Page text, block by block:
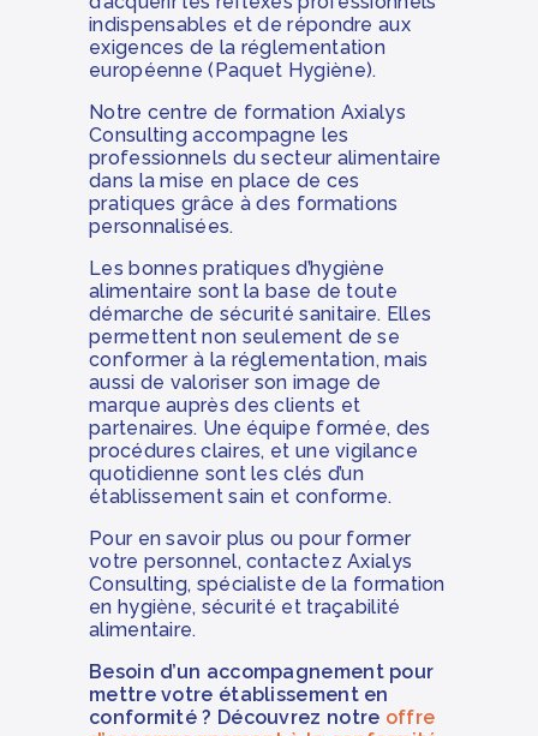
indispensables et de répondre aux
exigences de la réglementation
européenne (Paquet Hygiène).
Notre centre de formation Axialys
Consulting accompagne les
professionnels du secteur alimentaire
dans la mise en place de ces
pratiques grâce à des formations
personnalisées.
Les bonnes pratiques d’hygiène
alimentaire sont la base de toute
démarche de sécurité sanitaire. Elles
permettent non seulement de se
conformer à la réglementation, mais
aussi de valoriser son image de
marque auprès des clients et
partenaires. Une équipe formée, des
procédures claires, et une vigilance
quotidienne sont les clés d’un
établissement sain et conforme.
Pour en savoir plus ou pour former
votre personnel, contactez Axialys
Consulting, spécialiste de la formation
en hygiène, sécurité et traçabilité
alimentaire.
Besoin d’un accompagnement pour
mettre votre établissement en
conformité ? Découvrez notre offre